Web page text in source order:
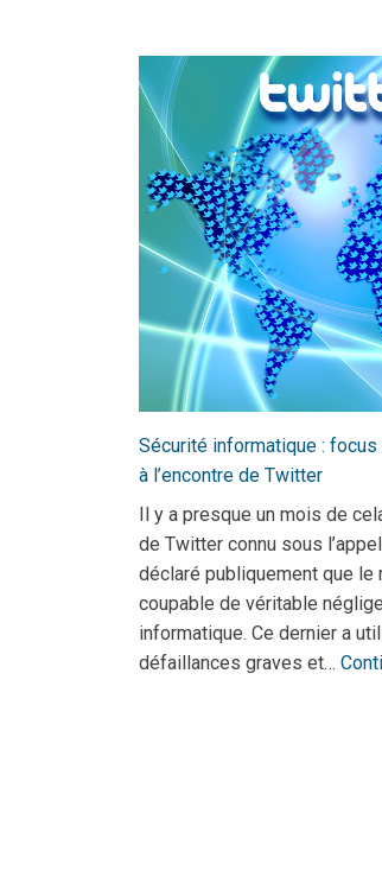
Sécurité informatique :
à l’encontre de Twitter
Il y a presque un mois de
de Twitter connu sous
déclaré publiquement que le
coupable de véritable
informatique. Ce dernier a
défaillances graves et…